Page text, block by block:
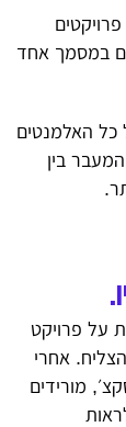
במסמך אחד
כל האלמנטים
בין
על פרויקט
אחרי
מורידים